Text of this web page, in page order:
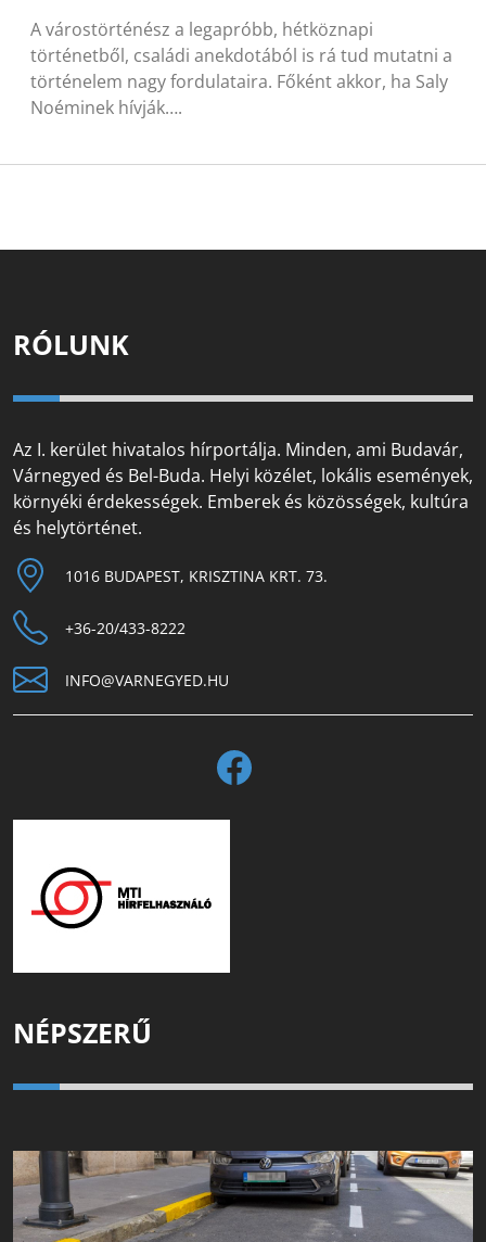
A várostörténész a legapróbb, hétköznapi
történetből, családi anekdotából is rá tud mutatni a
történelem nagy fordulataira. Főként akkor, ha Saly
Noéminek hívják….
RÓLUNK
Az I. kerület hivatalos hírportálja. Minden, ami Budavár,
Várnegyed és Bel-Buda. Helyi közélet, lokális események,
környéki érdekességek. Emberek és közösségek, kultúra
és helytörténet.
1016 BUDAPEST, KRISZTINA KRT. 73.
+36-20/433-8222
INFO@VARNEGYED.HU
NÉPSZERŰ